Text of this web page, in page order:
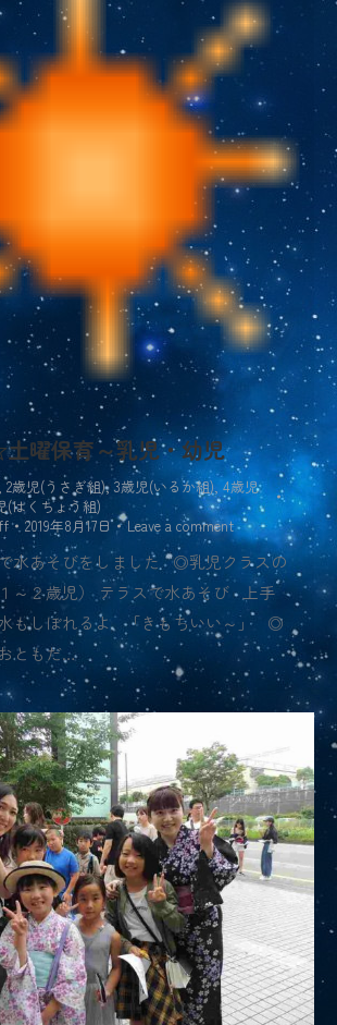
曜保育～乳児・幼児
,2歳児(うさぎ組), 3歳児(いるか組), 4歳児
(はくちょう組)
2019年8月17日 Leave a comment
水あそびをしました ◎乳児クラスの
～２歳児） テラスで水あそび 上手
もしぼれるよ 「きもちいい～」 ◎
ともだ…